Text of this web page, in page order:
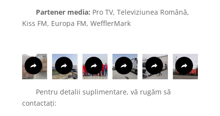
Partener media: Pro TV, Televiziunea Română,
Kiss FM, Europa FM, WefflerMark
Pentru detalii suplimentare, vă rugăm să
contactați: